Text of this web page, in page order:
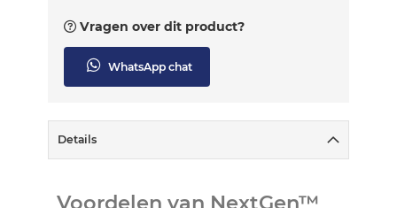
Vragen over dit product?
WhatsApp chat
Details